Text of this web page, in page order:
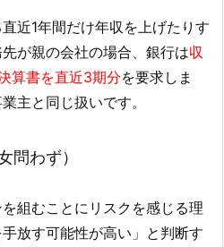
近1年間だけ年収を上げたりす
が親の会社の場合、銀行は収
算書を直近3期分を要求しま
主と同じ扱いです。
問わず）
組むことにリスクを感じる理
放す可能性が高い」と判断す